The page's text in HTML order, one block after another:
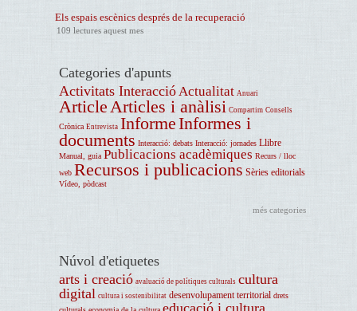
Els espais escènics després de la recuperació
109 lectures aquest mes
Categories d'apunts
Activitats Interacció Actualitat Anuari
Article Articles i anàlisi Compartim Consells
Crònica Entrevista InformeInformes i
documents Interacció: debats Interacció: jornades Llibre
Manual, guia Publicacions acadèmiques Recurs / lloc
web Recursos i publicacions Sèries editorials
Vídeo, pòdcast
més categories
Núvol d'etiquetes
arts i creació avaluació de polítiques culturals cultura
digital cultura i sostenibilitat desenvolupament territorial drets
educació i cultura